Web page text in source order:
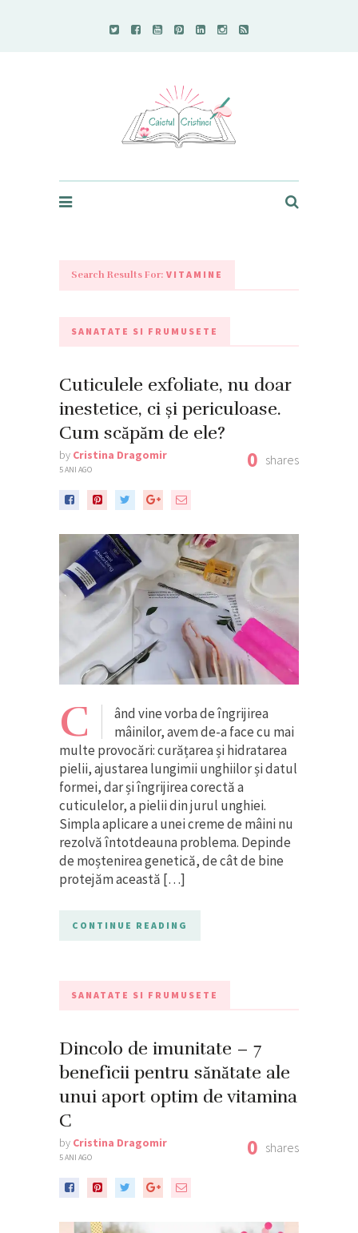
Search Results For: VITAMINE
SANATATE SI FRUMUSETE
Cuticulele exfoliate, nu doar
inestetice, ci și periculoase.
Cum scăpăm de ele?
by Cristina Dragomir
5 ANI AGO 0 shares
C
ând vine vorba de îngrijirea
mâinilor, avem de-a face cu mai
multe provocări: curățarea și hidratarea
pielii, ajustarea lungimii unghiilor și datul
formei, dar și îngrijirea corectă a
cuticulelor, a pielii din jurul unghiei.
Simpla aplicare a unei creme de mâini nu
rezolvă întotdeauna problema. Depinde
de moștenirea genetică, de cât de bine
protejăm această […]
CONTINUE READING
SANATATE SI FRUMUSETE
Dincolo de imunitate – 7
beneficii pentru sănătate ale
unui aport optim de vitamina
C
by Cristina Dragomir
5 ANI AGO 0 shares